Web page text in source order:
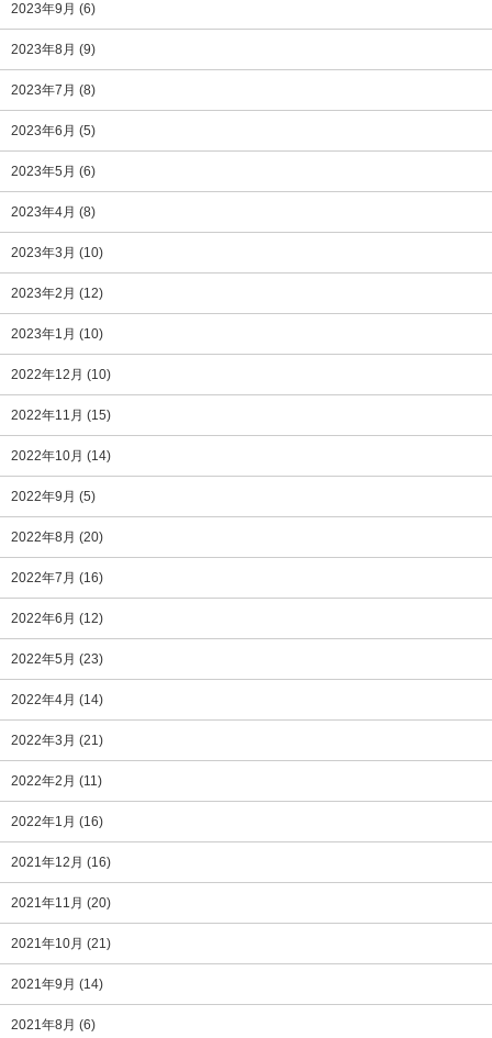
2023年9月 (6)
2023年8月 (9)
2023年7月 (8)
2023年6月 (5)
2023年5月 (6)
2023年4月 (8)
2023年3月 (10)
2023年2月 (12)
2023年1月 (10)
2022年12月 (10)
2022年11月 (15)
2022年10月 (14)
2022年9月 (5)
2022年8月 (20)
2022年7月 (16)
2022年6月 (12)
2022年5月 (23)
2022年4月 (14)
2022年3月 (21)
2022年2月 (11)
2022年1月 (16)
2021年12月 (16)
2021年11月 (20)
2021年10月 (21)
2021年9月 (14)
2021年8月 (6)